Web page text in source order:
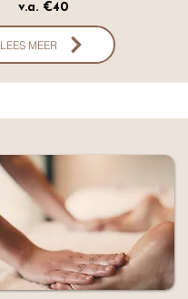
v.a. €40
LEES MEER